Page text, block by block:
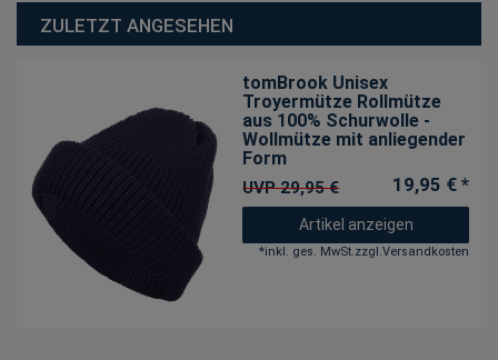
ZULETZT ANGESEHEN
tomBrook Unisex
Troyermütze Rollmütze
aus 100% Schurwolle -
Wollmütze mit anliegender
Form
UVP 29,95 € 19,95 € *
Artikel anzeigen
*inkl. ges. MwSt.zzgl.Versandkosten